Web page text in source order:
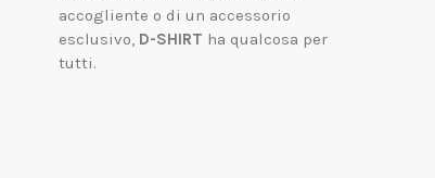
accogliente o di un accessorio
esclusivo, D-SHIRT ha qualcosa per
tutti.